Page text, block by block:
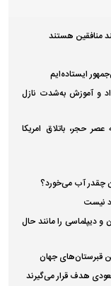
منافقین هستند
ایستاده‌ایم
و آموزش به‌شدت نازل
حجر، باتلاق امریکا
نیست
دیپلماسی را مانند حال
قبرستان‌های جهان
هدف قرار می‌گیرند